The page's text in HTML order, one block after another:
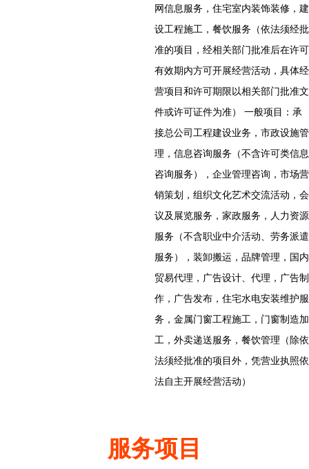
网信息服务，住宅室内装饰装修，建
设工程施工，餐饮服务（依法须经批
准的项目，经相关部门批准后在许可
有效期内方可开展经营活动，具体经
营项目和许可期限以相关部门批准文
件或许可证件为准） 一般项目：承
接总公司工程建设业务，市政设施管
理，信息咨询服务（不含许可类信息
咨询服务），企业管理咨询，市场营
销策划，组织文化艺术交流活动，会
议及展览服务，家政服务，人力资源
服务（不含职业中介活动、劳务派遣
服务），装卸搬运，品牌管理，国内
贸易代理，广告设计、代理，广告制
作，广告发布，住宅水电安装维护服
务，金属门窗工程施工，门窗制造加
工，外卖递送服务，餐饮管理（除依
法须经批准的项目外，凭营业执照依
法自主开展经营活动）
服务项目